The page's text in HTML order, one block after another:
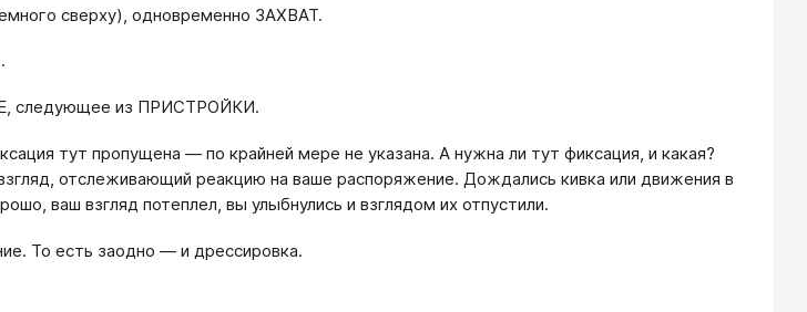
сверху), одновременно ЗАХВАТ.
следующее из ПРИСТРОЙКИ.
тут пропущена — по крайней мере не указана. А нужна ли тут фиксация, и какая?
отслеживающий реакцию на ваше распоряжение. Дождались кивка или движения в
ваш взгляд потеплел, вы улыбнулись и взглядом их отпустили.
То есть заодно — и дрессировка.